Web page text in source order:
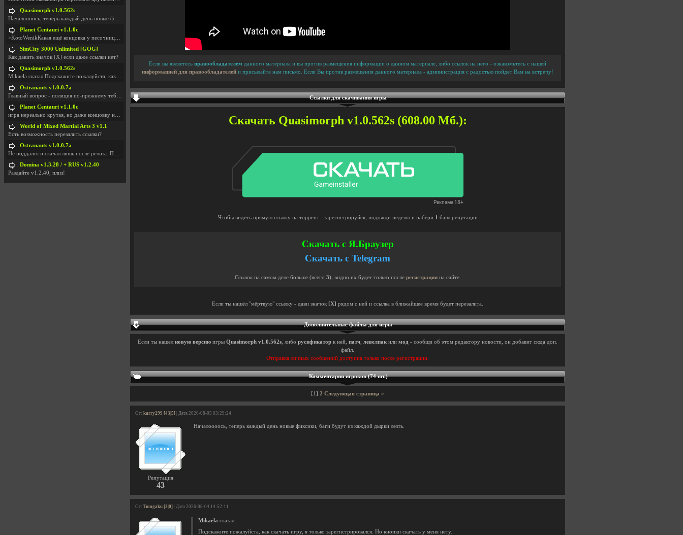
Если вы являетесь правообладателем данного материала и вы против размещения информации о данном материале, либо ссылок на него - ознакомьтесь с нашей
информацией для правообладателей и присылайте нам письмо. Если Вы против размещения данного материала - администрация с радостью пойдет Вам на встречу!
Ссылки для скачивания игры
Скачать Quasimorph v1.0.562s (608.00 Мб.):
Чтобы видеть прямую ссылку на торрент - зарегистрируйся, подожди неделю и набери 1 балл репутации
Скачать с Я.Браузер
Скачать с Telegram
Ссылок на самом деле больше (всего 3), видно их будет только после регистрациина сайте.
Если ты нашёл "мёртвую" ссылку - дави значок [X] рядом с ней и ссылка в ближайшее время будет перезалита.
Дополнительные файлы для игры
Если ты нашел новую версию игры Quasimorph v1.0.562s , либо русификатор к ней, патч левелпак или мод - сообщи об этом редактору новости, он добавит сюда доп.
файл.
Отправка личных сообщений доступна только после регистрации.
Комментарии игроков (74 шт.)
[1] 2 Следующая страница »
От: karry299 [43|5] | Дата 2026-08-05 03:29:24
Репутация
43
Началоооось, теперь каждый день новые фиксики, баги будут из каждой дырки лезть.
От: Tumgaku [3|0] | Дата 2026-08-04 14:52:11
Mikaela сказал:
Подскажите пожалуйста, как скачать игру, я только зарегистрировался. Но кнопки скачать у меня нету.
Quasimorph v1.0.562s
Началоооось, теперь каждый день новые фиксики, баг
Planet Centauri v1.1.0c
>KotoWenikКакая ещё концовка у песочницы?..
SimCity 3000 Unlimited [GOG]
Как давить значок [X] если даже ссылки нет?
Quasimorph v1.0.562s
Mikaela сказал:Подскажите пожалуйста, как скачать
Ostranauts v1.0.0.7a
Главный вопрос - полиция по-прежнему тебя таранит
Planet Centauri v1.1.0c
игра нереально крутая, но даже концовку не удосужи
World of Mixed Martial Arts 3 v1.1
Есть возможность перезалить ссылки?
Ostranauts v1.0.0.7a
Не поддался и скачал лишь после релиза. Посмотрим,
Domina v1.3.28 / + RUS v1.2.40
Раздайте v1.2.40, плиз!